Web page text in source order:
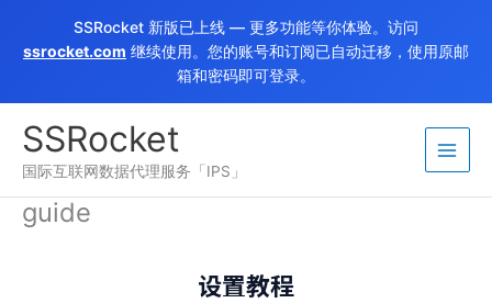
SSRocket 新版已上线 — 更多功能等你体验。访问
ssrocket.com 继续使用。您的账号和订阅已自动迁移，使用原邮
箱和密码即可登录。
SSRocket
国际互联网数据代理服务「IPS」
guide
设置教程